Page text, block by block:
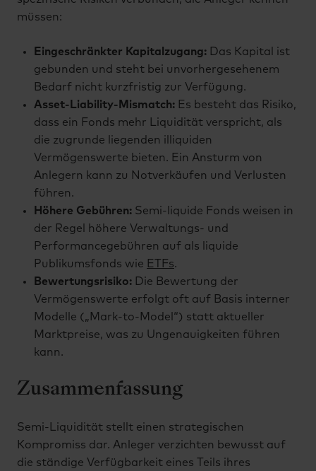
müssen:
Eingeschränkter Kapitalzugang: Das Kapital ist
gebunden und steht bei unvorhergesehenem
Bedarf nicht kurzfristig zur Verfügung.
Asset-Liability-Mismatch: Es besteht das Risiko,
dass ein Fonds mehr Liquidität verspricht, als
die zugrunde liegenden illiquiden
Vermögenswerte bieten. Ein Ansturm von
Anlegern kann zu Notverkäufen und Verlusten
führen.
Höhere Gebühren: Semi-liquide Fonds weisen in
der Regel höhere Verwaltungs- und
Performancegebühren auf als liquide
Publikumsfonds wie ETFs.
Bewertungsrisiko: Die Bewertung der
Vermögenswerte erfolgt oft auf Basis interner
Modelle („Mark-to-Model“) statt aktueller
Marktpreise, was zu Ungenauigkeiten führen
kann.
Zusammenfassung
Semi-Liquidität stellt einen strategischen
Kompromiss dar. Anleger verzichten bewusst auf
die ständige Verfügbarkeit eines Teils ihres